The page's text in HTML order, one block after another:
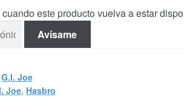
este producto vuelva a estar
Avísame
G.I. Joe
Joe, Hasbro